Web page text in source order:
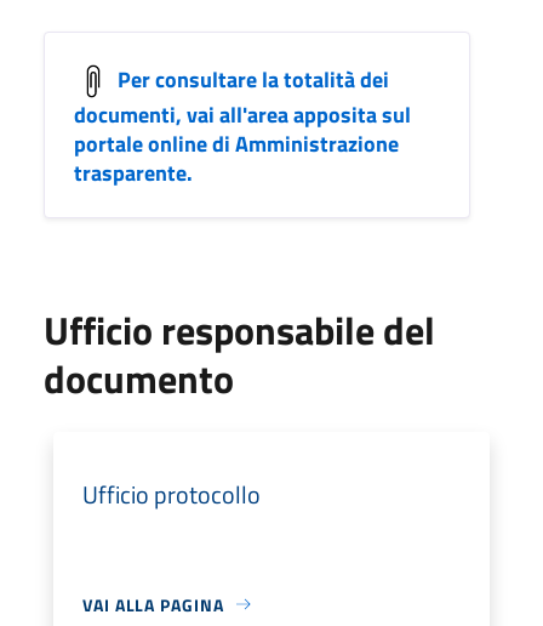
Per consultare la totalità dei
documenti, vai all'area apposita sul
portale online di Amministrazione
trasparente.
Ufficio responsabile del
documento
Ufficio protocollo
VAI ALLA PAGINA